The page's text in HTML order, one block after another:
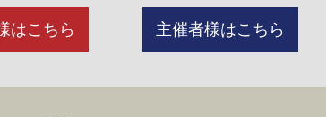
はこちら 主催者様はこちら